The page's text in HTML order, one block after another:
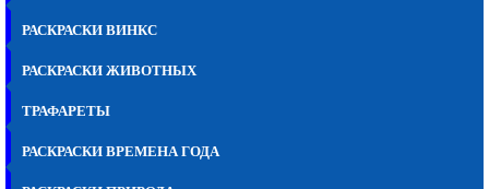
РАСКРАСКИ ВИНКС
РАСКРАСКИ ЖИВОТНЫХ
ТРАФАРЕТЫ
РАСКРАСКИ ВРЕМЕНА ГОДА